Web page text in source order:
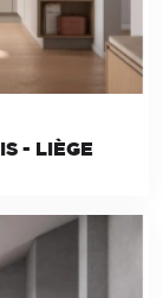
- LIÈGE